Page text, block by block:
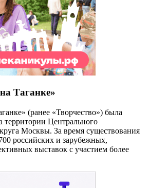
Таганке»
(ранее «Творчество») была
территории Центрального
Москвы. За время существования
российских и зарубежных,
выставок с участием более